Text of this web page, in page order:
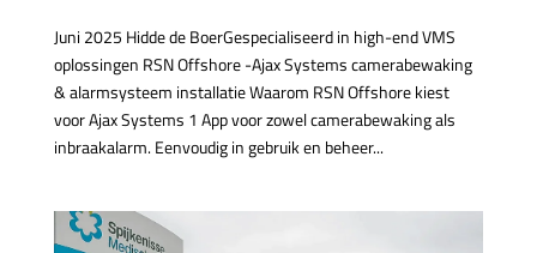
Juni 2025 Hidde de BoerGespecialiseerd in high-end VMS
oplossingen RSN Offshore -Ajax Systems camerabewaking
& alarmsysteem installatie Waarom RSN Offshore kiest
voor Ajax Systems 1 App voor zowel camerabewaking als
inbraakalarm. Eenvoudig in gebruik en beheer...